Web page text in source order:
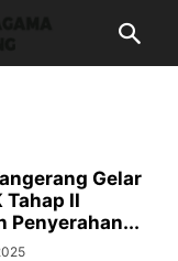
Gelar
Tahap II
Penyerahan...